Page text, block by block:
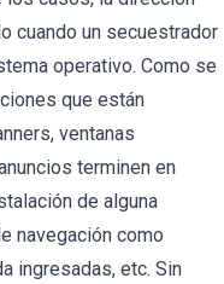
cuando un secuestrador
operativo. Como se
que están
ventanas
terminen en
de alguna
navegación como
ingresadas, etc. Sin